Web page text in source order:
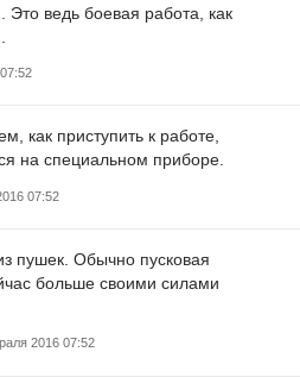
Это ведь боевая работа, как
как приступить к работе,
на специальном приборе.
07:52
пушек. Обычно пусковая
больше своими силами
2016 07:52